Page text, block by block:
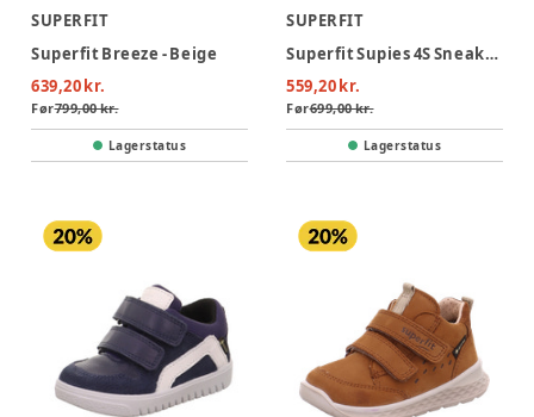
SUPERFIT
Superfit Breeze - Beige
639,20 kr.
Før799,00 kr.
Lagerstatus
SUPERFIT
Superfit Supies 4S Sneaker - Leopard
559,20 kr.
Før699,00 kr.
Lagerstatus